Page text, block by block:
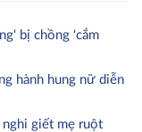
bị chồng 'cắm
hành hung nữ diễn
nghi giết mẹ ruột